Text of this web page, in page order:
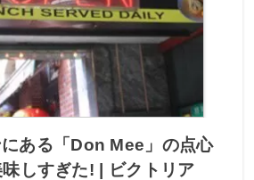
ある「Don Mee」の点心
しすぎた! | ビクトリア